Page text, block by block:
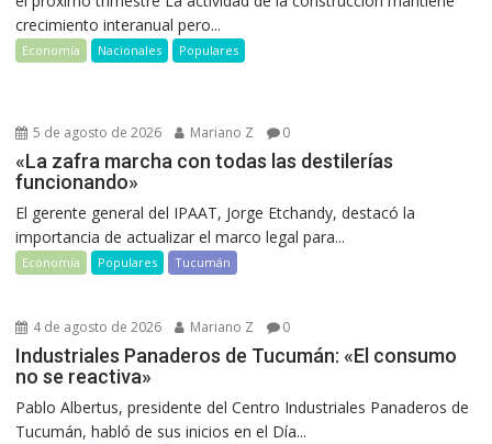
crecimiento interanual pero...
Economía Nacionales Populares
5 de agosto de 2026 Mariano Z 0
«La zafra marcha con todas las destilerías
funcionando»
El gerente general del IPAAT, Jorge Etchandy, destacó la
importancia de actualizar el marco legal para...
Economía Populares Tucumán
4 de agosto de 2026 Mariano Z 0
Industriales Panaderos de Tucumán: «El consumo
no se reactiva»
Pablo Albertus, presidente del Centro Industriales Panaderos de
Tucumán, habló de sus inicios en el Día...